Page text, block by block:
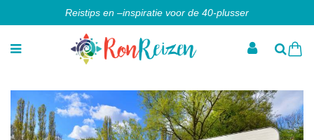
Reistips en –inspiratie voor de 40-plusser